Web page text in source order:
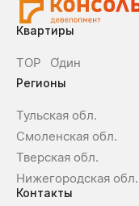
Квартиры
ТОР О́дин
Регионы
Тульская обл.
Смоленская обл.
Тверская обл.
Нижегородская обл.
Контакты